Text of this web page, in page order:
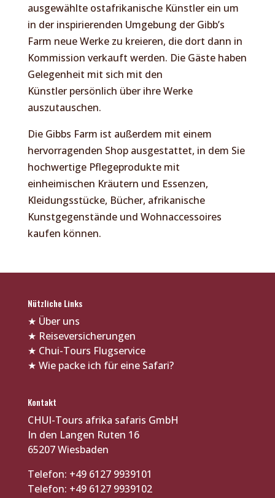
ausgewählte ostafrikanische Künstler ein um
in der inspirierenden Umgebung der Gibb’s
Farm neue Werke zu kreieren, die dort dann in
Kommission verkauft werden. Die Gäste haben
Gelegenheit mit sich mit den
Künstler persönlich über ihre Werke
auszutauschen.
Die Gibbs Farm ist außerdem mit einem
hervorragenden Shop ausgestattet, in dem Sie
hochwertige Pflegeprodukte mit
einheimischen Kräutern und Essenzen,
Kleidungsstücke, Bücher, afrikanische
Kunstgegenstände und Wohnaccessoires
kaufen können.
Nützliche Links
★ Über uns
★ Reiseversicherungen
★ Chui-Tours Flugservice
★ Wie packe ich für eine Safari?
Kontakt
CHUI-Tours afrika safaris GmbH
In den Langen Ruten 16
65207 Wiesbaden
Telefon: +49 6127 9939101
Telefon: +49 6127 9939102